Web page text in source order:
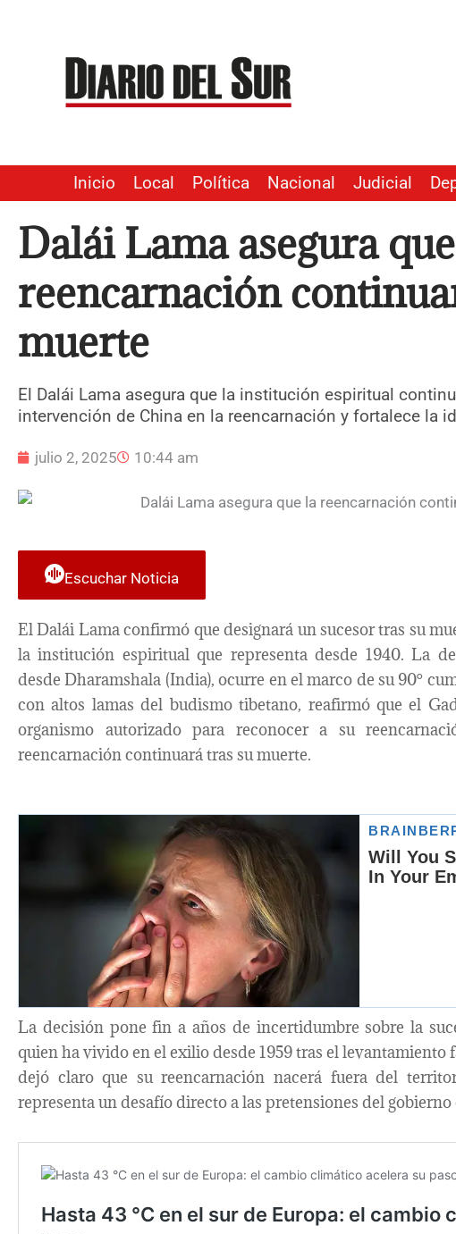
contenido
Inicio Local Política Nacional Judicial
Dalái Lama asegura
reencarnación
muerte
El Dalái Lama asegura que la institución espiritual
intervención de China en la reencarnación y fortalece la
julio 2, 2025 10:44 am
Escuchar Noticia
El Dalái Lama confirmó que designará un sucesor tras su
la institución espiritual que representa desde 1940. La
desde Dharamshala (India), ocurre en el marco de su 90°
con altos lamas del budismo tibetano, reafirmó que el
organismo autorizado para reconocer a su
reencarnación continuará tras su muerte.
La decisión pone fin a años de incertidumbre sobre la
quien ha vivido en el exilio desde 1959 tras el
dejó claro que su reencarnación nacerá fuera del
representa un desafío directo a las pretensiones del